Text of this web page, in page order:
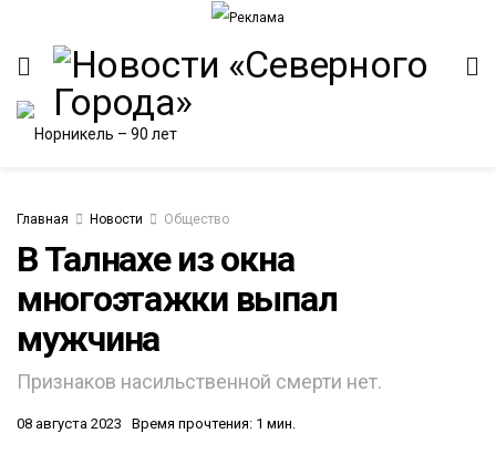
Главная Новости Общество
В Талнахе из окна
многоэтажки выпал
мужчина
Признаков насильственной смерти нет.
08 августа 2023 Время прочтения: 1 мин.